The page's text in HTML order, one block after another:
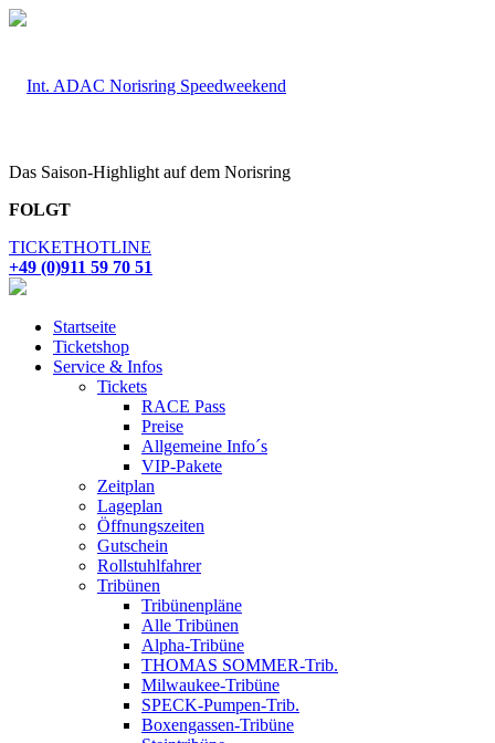
Das Saison-Highlight auf dem Norisring
FOLGT
TICKETHOTLINE
+49 (0)911 59 70 51
Startseite
Ticketshop
Service & Infos
Tickets
RACE Pass
Preise
Allgemeine Info´s
VIP-Pakete
Zeitplan
Lageplan
Öffnungszeiten
Gutschein
Rollstuhlfahrer
Tribünen
Tribünenpläne
Alle Tribünen
Alpha-Tribüne
THOMAS SOMMER-Trib.
Milwaukee-Tribüne
SPECK-Pumpen-Trib.
Boxengassen-Tribüne